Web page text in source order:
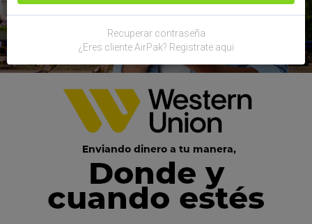
Recuperar contraseña
¿Eres cliente AirPak? Registrate aqui